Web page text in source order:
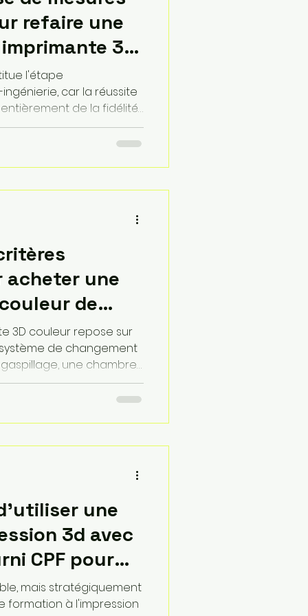
refaire une
3D
l'étape
car la réussite
de la fidélité
imprimée et son
bien que les machines
côtes saisies dans un
comme Fusion
acheter une
de
3D couleur repose sur
de changement
une chambre
des matériaux, et
de pression et
complexes en
techniques majeures.
une
3d avec
CPF pour
de service
mais stratégiquement
formation à l'impression